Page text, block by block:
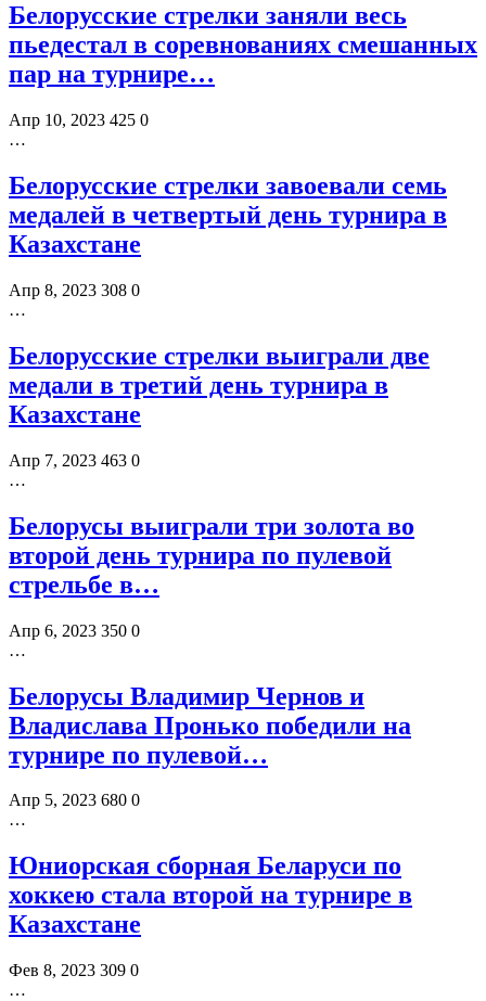
Белорусские стрелки заняли весь
пьедестал в соревнованиях смешанных
пар на турнире…
Апр 10, 2023 425 0
…
Белорусские стрелки завоевали семь
медалей в четвертый день турнира в
Казахстане
Апр 8, 2023 308 0
…
Белорусские стрелки выиграли две
медали в третий день турнира в
Казахстане
Апр 7, 2023 463 0
…
Белорусы выиграли три золота во
второй день турнира по пулевой
стрельбе в…
Апр 6, 2023 350 0
…
Белорусы Владимир Чернов и
Владислава Пронько победили на
турнире по пулевой…
Апр 5, 2023 680 0
…
Юниорская сборная Беларуси по
хоккею стала второй на турнире в
Казахстане
Фев 8, 2023 309 0
…